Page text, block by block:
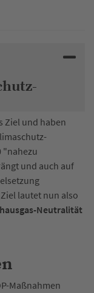
Ziel und haben
"nahezu
und auch auf
lautet nun also
Neutralität
Maßnahmen